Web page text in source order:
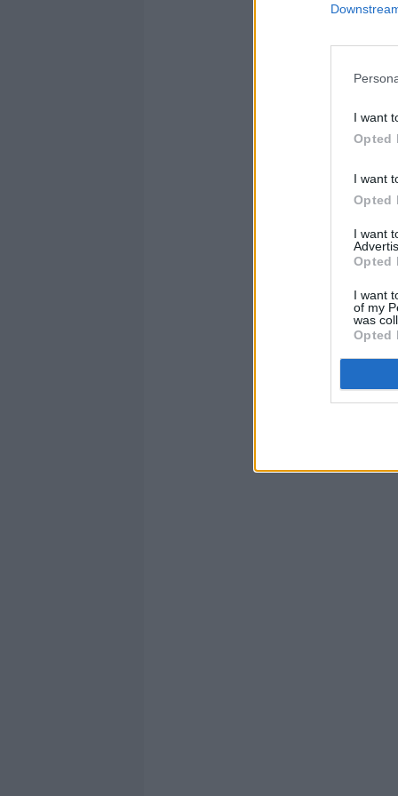
I want
Opted
I want
Opted
I want
Opted
I want
of my
was
Opted